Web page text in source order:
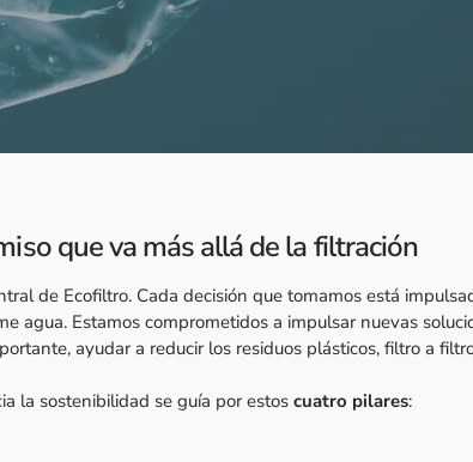
que va más allá de la filtración
de Ecofiltro. Cada decisión que tomamos está
agua. Estamos comprometidos a impulsar nuevas
ayudar a reducir los residuos plásticos, filtro a
la sostenibilidad se guía por estos cuatro pilares: